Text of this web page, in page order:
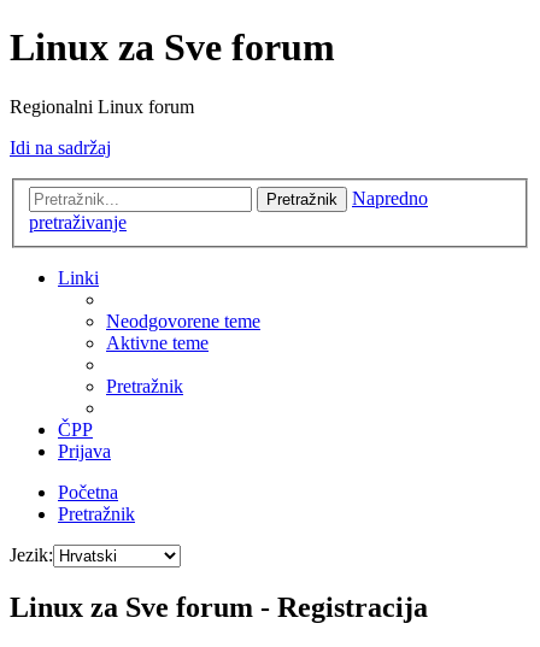
Linux za Sve forum
Regionalni Linux forum
Idi na sadržaj
Pretražnik
Napredno
pretraživanje
Linki
Neodgovorene teme
Aktivne teme
Pretražnik
ČPP
Prijava
Početna
Pretražnik
Jezik:
Linux za Sve forum - Registracija